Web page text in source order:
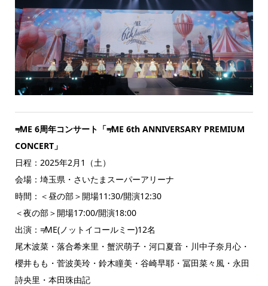
≠ME 6周年コンサート「≠ME 6th ANNIVERSARY PREMIUM
CONCERT」
日程：2025年2月1（土）
会場：埼玉県・さいたまスーパーアリーナ
時間：＜昼の部＞開場11:30/開演12:30
＜夜の部＞開場17:00/開演18:00
出演：≠ME(ノットイコールミー)12名
尾木波菜・落合希来里・蟹沢萌子・河口夏音・川中子奈月心・
櫻井もも・菅波美玲・鈴木瞳美・谷崎早耶・冨田菜々風・永田
詩央里・本田珠由記